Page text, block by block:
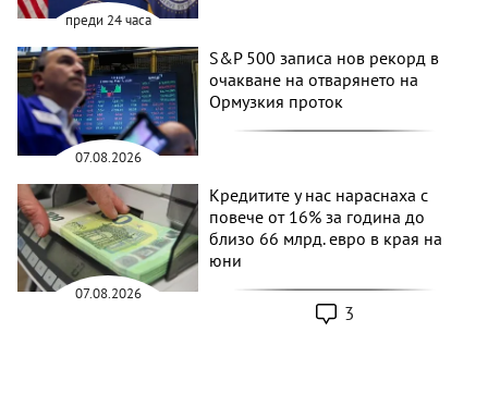
преди 24 часа
07.08.2026
S&P 500 записа нов рекорд в
очакване на отварянето на
Ормузкия проток
07.08.2026
Кредитите у нас нараснаха с
повече от 16% за година до
близо 66 млрд. евро в края на
юни
3